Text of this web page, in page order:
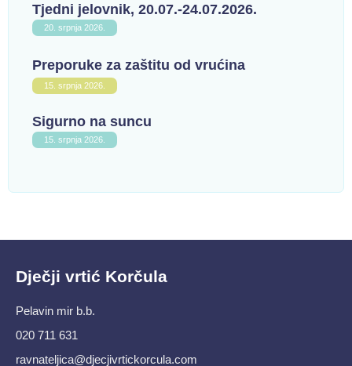
Tjedni jelovnik, 20.07.-24.07.2026.
20. srpnja 2026.
Preporuke za zaštitu od vrućina
15. srpnja 2026.
Sigurno na suncu
15. srpnja 2026.
Dječji vrtić Korčula
Pelavin mir b.b.
020 711 631
ravnateljica@djecjivrtickorcula.com